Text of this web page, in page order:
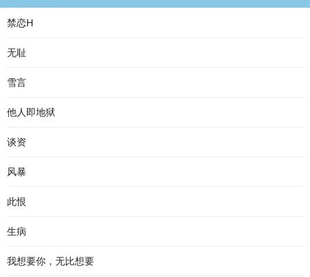
禁恋H
无耻
雪言
他人即地狱
谈资
风暴
此恨
生病
我想要你，无比想要